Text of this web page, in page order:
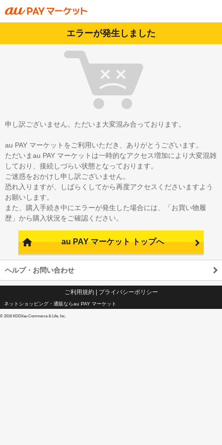
エラーが発生しました
申し訳ございません。ただいま大変混み合っております。
au PAY マーケットをご利用いただき、ありがとうございます。
ただいまau PAY マーケットは一時的なアクセス増加により大変混雑
しており、接続しづらい状態となっております。
ご迷惑をおかけし申し訳ございません。
恐れ入りますが、しばらくしてから再度アクセスくださいますよう
お願いします。
また、購入手続き中にエラーが発生した場合には、「お買い物履
歴」から購入状況をご確認ください。
au PAY マーケット トップへ
ヘルプ・お問い合わせ
ご利用規約| プライバシーポリシー
ネットショッピング・通販ならau PAY マーケット
© 2016 KDDI/au Commerce & Life, Inc.